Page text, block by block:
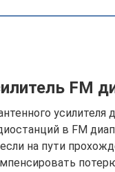
FM
усилителя
в FM
на пути